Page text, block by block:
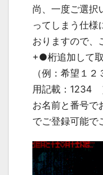
尚、一度ご選択
ってしまう仕様
おりますので、
+●桁追加して
（例：希望
用記載：1234
お名前と番号で
でご登録可能で